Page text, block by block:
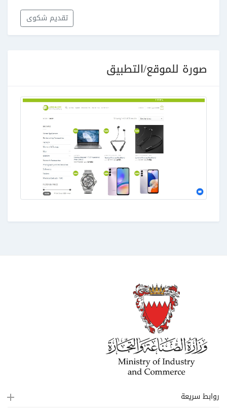
تقديم شكوى
صورة للموقع/التطبيق
روابط سريعة